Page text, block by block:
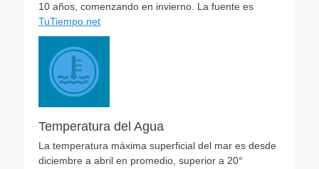
10 años, comenzando en invierno. La fuente es
TuTiempo.net
Temperatura del Agua
La temperatura máxima superficial del mar es desde
diciembre a abril en promedio, superior a 20°